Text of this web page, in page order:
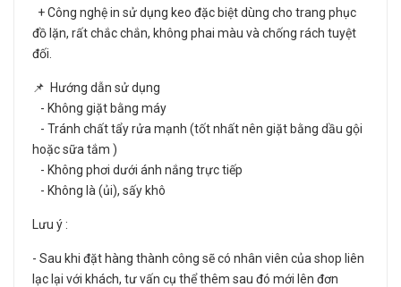
+ Công nghệ in sử dụng keo đặc biệt dùng cho trang phục
đồ lặn, rất chắc chắn, không phai màu và chống rách tuyệt
đối.
📌 Hướng dẫn sử dụng
- Không giặt bằng máy
- Tránh chất tẩy rửa mạnh (tốt nhất nên giặt bằng dầu gội
hoặc sữa tắm )
- Không phơi dưới ánh nắng trực tiếp
- Không là (ủi), sấy khô
Lưu ý :
- Sau khi đặt hàng thành công sẽ có nhân viên của shop liên
lạc lại với khách, tư vấn cụ thể thêm sau đó mới lên đơn